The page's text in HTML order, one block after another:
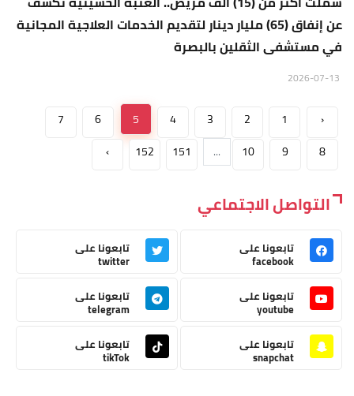
عن إنفاق (65) مليار دينار لتقديم الخدمات العلاجية المجانية
في مستشفى الثقلين بالبصرة
‹
1
2
3
4
5
6
7
8
9
10
...
151
152
›
التواصل الاجتماعي
تابعونا على
facebook
تابعونا على
twitter
تابعونا على
youtube
تابعونا على
telegram
تابعونا على
snapchat
تابعونا على
tikTok